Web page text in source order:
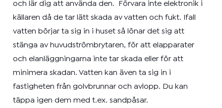
och lär dig att använda den. Förvara inte elektronik i
källaren då de tar lätt skada av vatten och fukt. Ifall
vatten börjar ta sig in i huset så lönar det sig att
stänga av huvudströmbrytaren, för att elapparater
och elanläggningarna inte tar skada eller för att
minimera skadan. Vatten kan även ta sig in i
fastigheten från golvbrunnar och avlopp. Du kan
täppa igen dem med t.ex. sandpåsar.